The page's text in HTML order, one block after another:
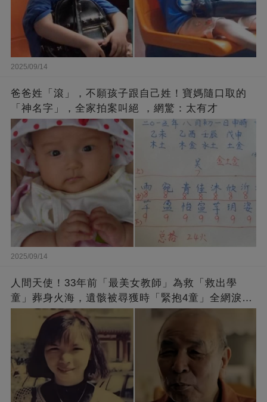
2025/09/14
爸爸姓「滾」，不願孩子跟自己姓！寶媽隨口取的
「神名字」，全家拍案叫絕 ，網驚：太有才
2025/09/14
人間天使！33年前「最美女教師」為救「救出學
童」葬身火海，遺骸被尋獲時「緊抱4童」全網淚
崩：真正的英雄不該被遺忘